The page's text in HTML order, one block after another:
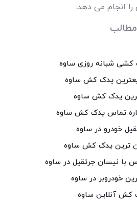
را انجام می دهد.
کشی شبانه روزی ساوه
یدک کش ساوه
یدک کش ساوه
تماس یدک کش ساوه
خودرو در ساوه
ترین یدک کش ساوه
با نیسان جرثقیل در ساوه
خودروبر در ساوه
کش آنلاین ساوه